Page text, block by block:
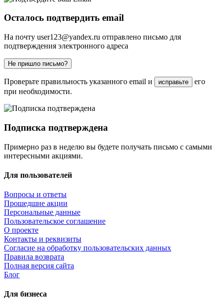
Осталось подтвердить email
На почту user123@yandex.ru отправлено письмо для
подтверждения электронного адреса
Не пришло письмо?
Проверьте правильность указанного email и исправьте
его
при необходимости.
Подписка подтверждена
Примерно раз в неделю вы будете получать письмо с самыми
интересными акциями.
Для пользователей
Вопросы и ответы
Прошедшие акции
Персональные данные
Пользовательское соглашение
О проекте
Контакты и реквизиты
Согласие на обработку пользовательских данных
Правила возврата
Полная версия сайта
Блог
Для бизнеса